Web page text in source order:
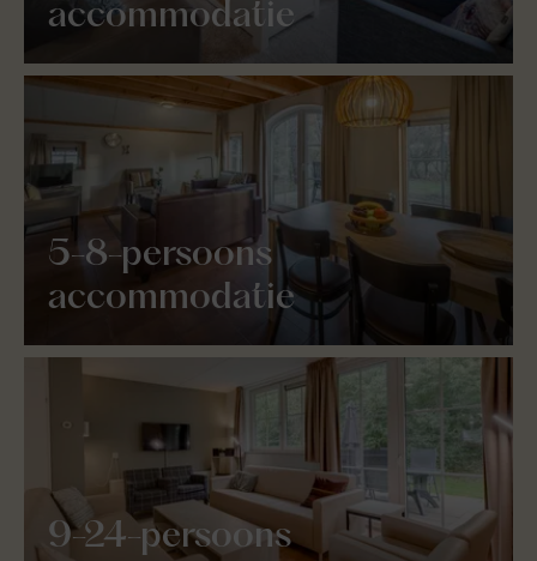
accommodatie
5-8-persoons
accommodatie
9-24-persoons